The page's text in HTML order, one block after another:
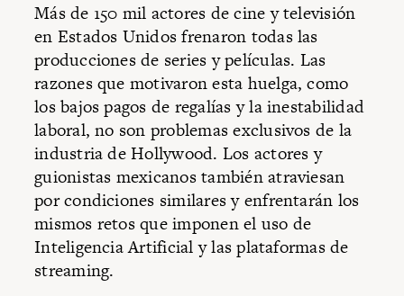
Más de 150 mil actores de cine y televisión
en Estados Unidos frenaron todas las
producciones de series y películas. Las
razones que motivaron esta huelga, como
los bajos pagos de regalías y la inestabilidad
laboral, no son problemas exclusivos de la
industria de Hollywood. Los actores y
guionistas mexicanos también atraviesan
por condiciones similares y enfrentarán los
mismos retos que imponen el uso de
Inteligencia Artificial y las plataformas de
streaming.